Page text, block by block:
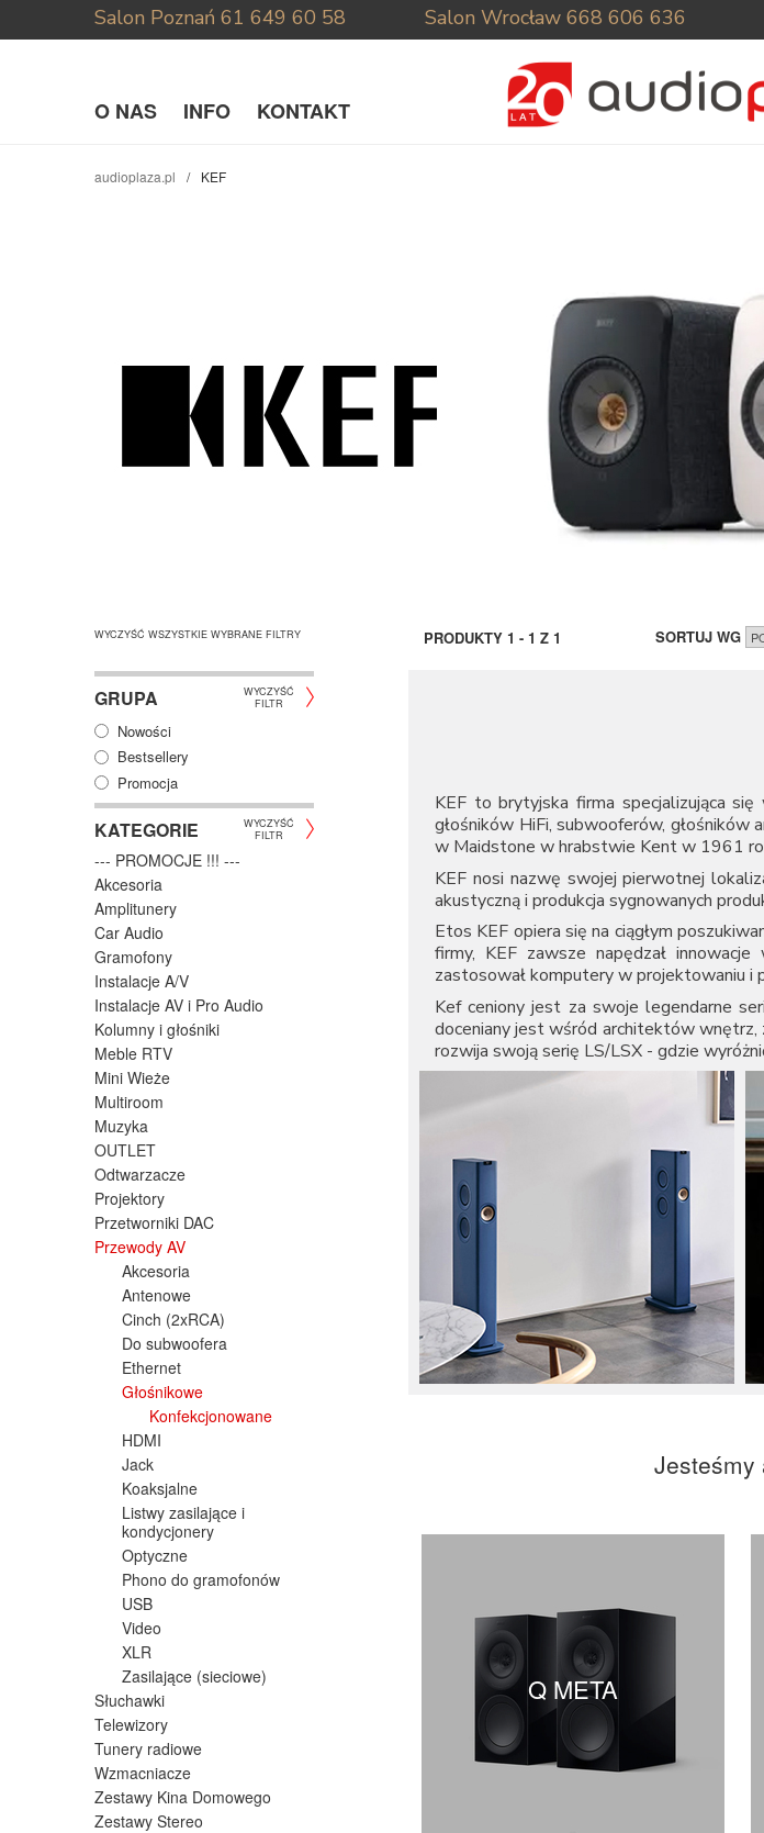
Salon Poznań 61 649 60 58 Salon Wrocław 668 606 636
O NAS INFO KONTAKT
audioplaza.pl KEF
WYCZYŚĆ WSZYSTKIE WYBRANE FILTRY
GRUPA
WYCZYŚĆ
FILTR
Nowości
Bestsellery
Promocja
KATEGORIE
WYCZYŚĆ
FILTR
--- PROMOCJE !!! ---
Akcesoria
Amplitunery
Car Audio
Gramofony
Instalacje A/V
Instalacje AV i Pro Audio
Kolumny i głośniki
Meble RTV
Mini Wieże
Multiroom
Muzyka
OUTLET
Odtwarzacze
Projektory
Przetworniki DAC
Przewody AV
Akcesoria
Antenowe
Cinch (2xRCA)
Do subwoofera
Ethernet
Głośnikowe
Konfekcjonowane
HDMI
Jack
Koaksjalne
Listwy zasilające i
kondycjonery
Optyczne
Phono do gramofonów
USB
Video
XLR
Zasilające (sieciowe)
Słuchawki
Telewizory
Tunery radiowe
Wzmacniacze
Zestawy Kina Domowego
Zestawy Stereo
PRODUKTY 1 - 1 Z 1 SORTUJ WG
KEF to brytyjska firma specjalizująca
głośników HiFi, subwooferów, głośników
w Maidstone w hrabstwie Kent w 1961
KEF nosi nazwę swojej pierwotnej
akustyczną i produkcja sygnowanych
Etos KEF opiera się na ciągłym
firmy, KEF zawsze napędzał
zastosował komputery w projektowaniu i
Kef ceniony jest za swoje legendarne
doceniany jest wśród architektów wnętrz,
rozwija swoją serię LS/LSX - gdzie
Jesteśmy
Q META